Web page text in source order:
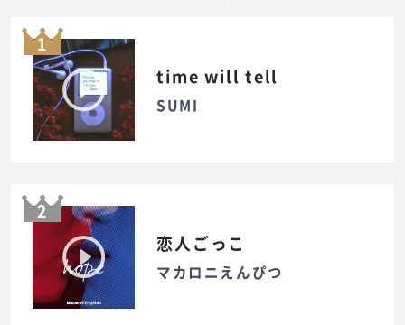
1
time will tell
SUMI
2
恋人ごっこ
マカロニえんぴつ